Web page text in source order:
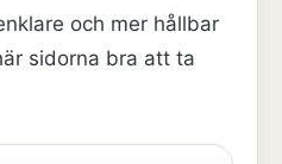
och mer hållbar
sidorna bra att ta